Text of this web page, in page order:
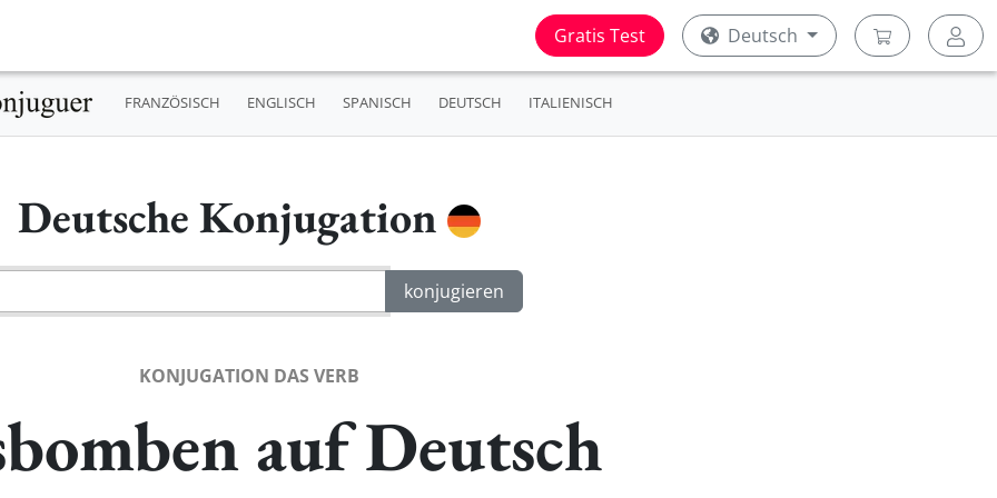
Gratis Test Deutsch
FRANZÖSISCH ENGLISCH SPANISCH DEUTSCH ITALIENISCH
Deutsche Konjugation
KONJUGATION DAS VERB
auf Deutsch